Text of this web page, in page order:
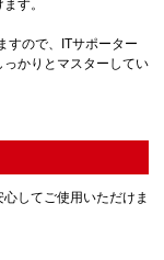
す。
すので、ITサポーター
かりとマスターしてい
してご使用いただけま